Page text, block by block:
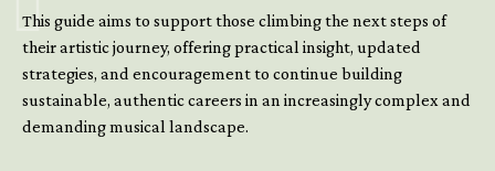
This guide aims to support those climbing the next steps of
their artistic journey, offering practical insight, updated
strategies, and encouragement to continue building
sustainable, authentic careers in an increasingly complex and
demanding musical landscape.